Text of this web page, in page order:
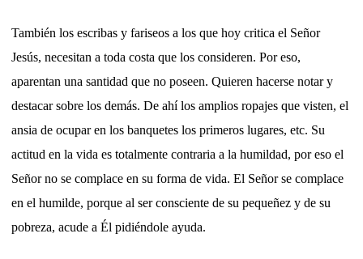
También los escribas y fariseos a los que hoy critica el Señor
Jesús, necesitan a toda costa que los consideren. Por eso,
aparentan una santidad que no poseen. Quieren hacerse notar y
destacar sobre los demás. De ahí los amplios ropajes que visten, el
ansia de ocupar en los banquetes los primeros lugares, etc. Su
actitud en la vida es totalmente contraria a la humildad, por eso el
Señor no se complace en su forma de vida. El Señor se complace
en el humilde, porque al ser consciente de su pequeñez y de su
pobreza, acude a Él pidiéndole ayuda.